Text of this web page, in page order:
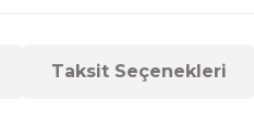
Taksit Seçenekleri